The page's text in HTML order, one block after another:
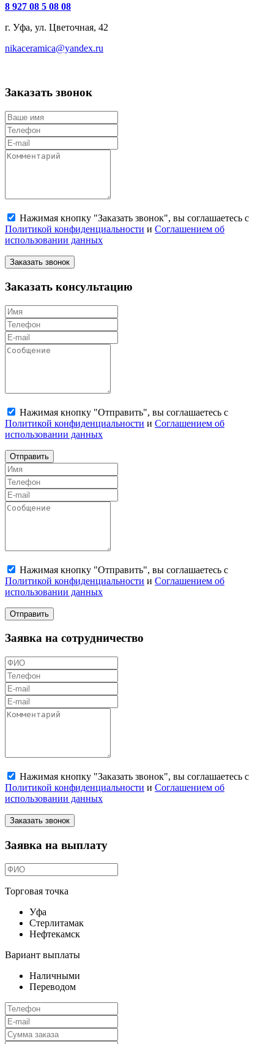
8 927 08 5 08 08
г. Уфа, ул. Цветочная, 42
nikaceramica@yandex.ru
Заказать звонок
Нажимая кнопку "Заказать звонок", вы соглашаетесь с
Политикой конфиденциальности и Соглашением об
использовании данных
Заказать звонок
Заказать консультацию
Нажимая кнопку "Отправить", вы соглашаетесь с
Политикой конфиденциальности и Соглашением об
использовании данных
Отправить
Нажимая кнопку "Отправить", вы соглашаетесь с
Политикой конфиденциальности и Соглашением об
использовании данных
Отправить
Заявка на сотрудничество
Нажимая кнопку "Заказать звонок", вы соглашаетесь с
Политикой конфиденциальности и Соглашением об
использовании данных
Заказать звонок
Заявка на выплату
Торговая точка
Уфа
Стерлитамак
Нефтекамск
Вариант выплаты
Наличными
Переводом